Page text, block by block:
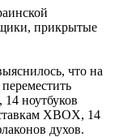
прикрытые
что на
ноутбуков
XBOX, 14
духов.